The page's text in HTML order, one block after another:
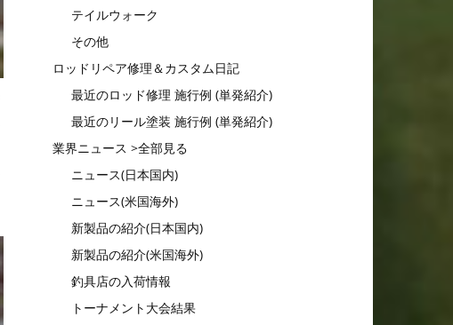
テイルウォーク
その他
ロッドリペア修理＆カスタム日記
最近のロッド修理 施行例 (単発紹介)
最近のリール塗装 施行例 (単発紹介)
業界ニュース >全部見る
ニュース(日本国内)
ニュース(米国海外)
新製品の紹介(日本国内)
新製品の紹介(米国海外)
釣具店の入荷情報
トーナメント大会結果